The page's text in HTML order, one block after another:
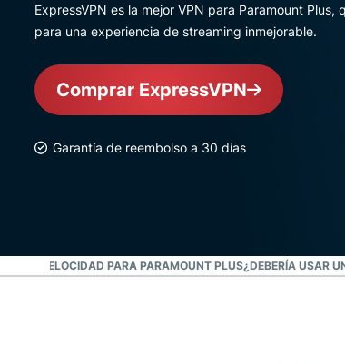
ExpressVPN es la mejor VPN para Paramount
para una experiencia de streaming inmejorable.
Comprar ExpressVPN
Garantía de reembolso a 30 días
ALTA VELOCIDAD PARA PARAMOUNT PLUS¿DEBERÍA USAR